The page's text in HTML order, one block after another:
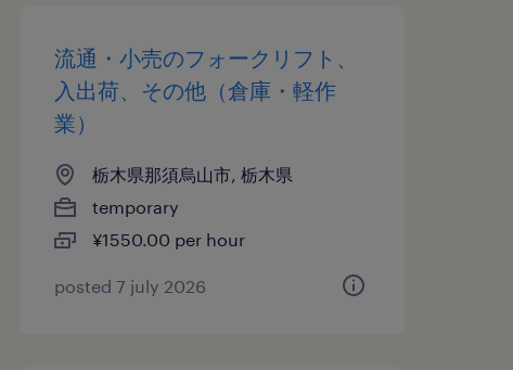
流通・小売のフォークリフト、
入出荷、その他（倉庫・軽作
業）
栃木県那須烏山市, 栃木県
temporary
¥1550.00 per hour
posted 7 july 2026